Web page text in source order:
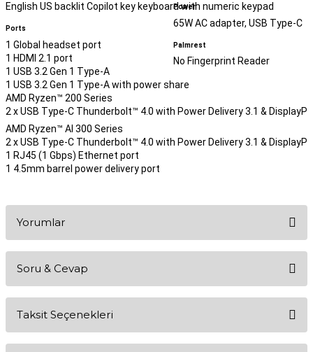
English US backlit Copilot key keyboard with numeric keypad
Ports
1 Global headset port
1 HDMI 2.1 port
1 USB 3.2 Gen 1 Type-A
1 USB 3.2 Gen 1 Type-A with power share
AMD Ryzen™ 200 Series
2 x USB Type-C Thunderbolt™ 4.0 with Power Delivery 3.1 &
AMD Ryzen™ AI 300 Series
2 x USB Type-C Thunderbolt™ 4.0 with Power Delivery 3.1 &
1 RJ45 (1 Gbps) Ethernet port
1 4.5mm barrel power delivery port
Power
65W AC adapter, USB Type-C
Palmrest
No Fingerprint Reader
Yorumlar
Soru & Cevap
Taksit Seçenekleri